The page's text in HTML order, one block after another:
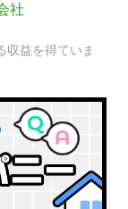
社
収益を得ていま